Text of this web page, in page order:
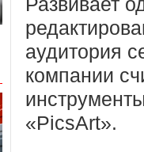
Развивает
аудитория
компании
«PicsArt».